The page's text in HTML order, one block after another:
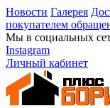
Новости Галерея
покупателем
Мы в социальных
Instagram
Личный кабинет